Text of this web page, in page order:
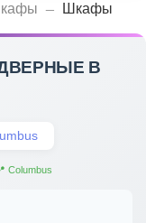
Шкафы
В
Columbus